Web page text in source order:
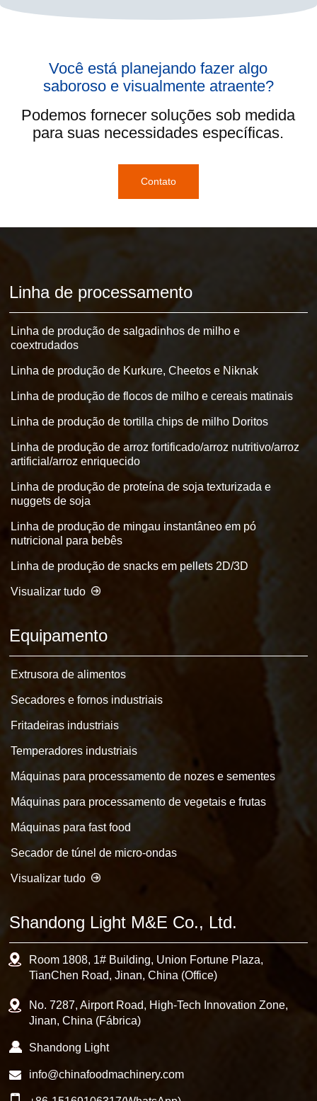
Você está planejando fazer algo
saboroso e visualmente atraente?
Podemos fornecer soluções sob medida
para suas necessidades específicas.
Contato
Linha de processamento
Linha de produção de salgadinhos de milho e
coextrudados
Linha de produção de Kurkure, Cheetos e Niknak
Linha de produção de flocos de milho e cereais matinais
Linha de produção de tortilla chips de milho Doritos
Linha de produção de arroz fortificado/arroz nutritivo/arroz
artificial/arroz enriquecido
Linha de produção de proteína de soja texturizada e
nuggets de soja
Linha de produção de mingau instantâneo em pó
nutricional para bebês
Linha de produção de snacks em pellets 2D/3D
Visualizar tudo
Equipamento
Extrusora de alimentos
Secadores e fornos industriais
Fritadeiras industriais
Temperadores industriais
Máquinas para processamento de nozes e sementes
Máquinas para processamento de vegetais e frutas
Máquinas para fast food
Secador de túnel de micro-ondas
Visualizar tudo
Shandong Light M&E Co., Ltd.
Room 1808, 1# Building, Union Fortune Plaza,
TianChen Road, Jinan, China (Office)
No. 7287, Airport Road, High-Tech Innovation Zone,
Jinan, China (Fábrica)
Shandong Light
info@chinafoodmachinery.com